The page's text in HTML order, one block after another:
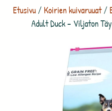
Etusivu/Koirien kuivaruuat/
Adult Duck – Viljaton